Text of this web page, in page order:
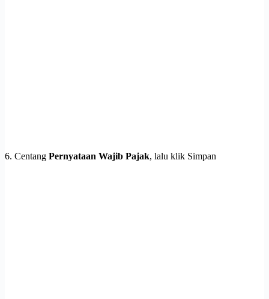
6. Centang Pernyataan Wajib Pajak, lalu klik Simpan